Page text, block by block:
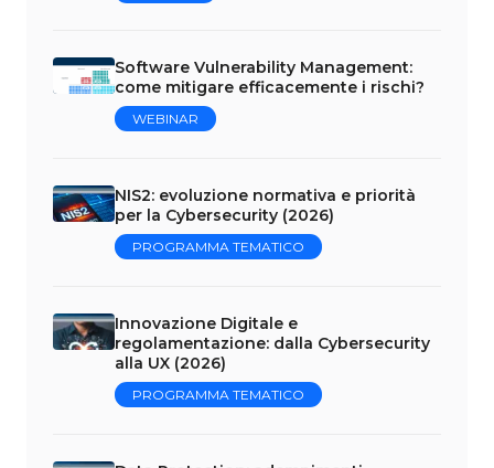
Software Vulnerability Management:
come mitigare efficacemente i rischi?
WEBINAR
NIS2: evoluzione normativa e priorità
per la Cybersecurity (2026)
PROGRAMMA TEMATICO
Innovazione Digitale e
regolamentazione: dalla Cybersecurity
alla UX (2026)
PROGRAMMA TEMATICO